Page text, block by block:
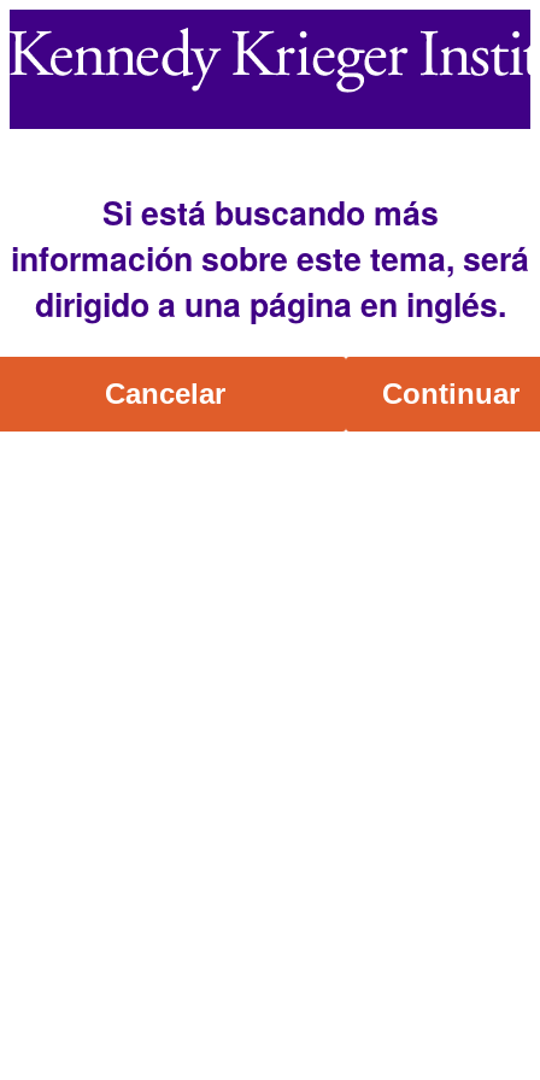
Si está buscando más
información sobre este tema, será
dirigido a una página en inglés.
Cancelar Continuar